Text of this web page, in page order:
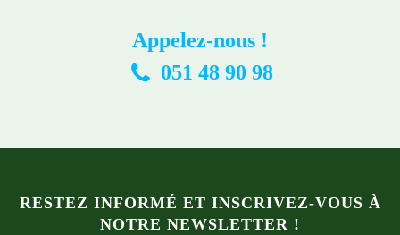
Appelez-nous !
051 48 90 98
RESTEZ INFORMÉ ET INSCRIVEZ-VOUS À
NOTRE NEWSLETTER !